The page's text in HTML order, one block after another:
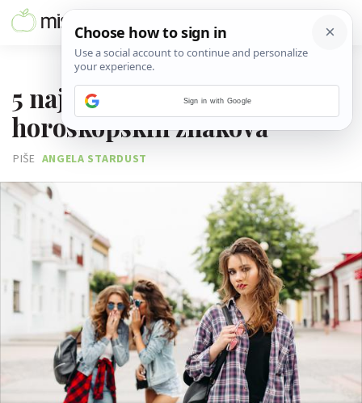
5 najljubomornijih
horoskopskih znakova
PIŠE ANGELA STARDUST
Sign in with Google